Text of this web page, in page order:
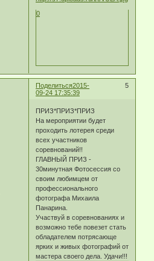
0
Поделиться 5
2015-
09-24 17:35:39
ПРИЗ*ПРИЗ*ПРИЗ
На мероприятии будет
проходить лотерея среди
всех участников
соревнований!!
ГЛАВНЫЙ ПРИЗ -
30минутная Фотосессия со
своим любимцем от
профессионального
фотографа Михаила
Панарина.
Участвуй в соревнованиях и
возможно тебе повезет стать
обладателем потрясающе
ярких и живых фотографий от
мастера своего дела. Удачи!!!